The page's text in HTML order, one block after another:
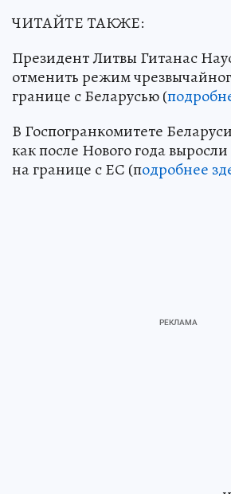
ЧИТАЙТЕ ТАКЖЕ:
Президент Литвы Гитанас
отменить режим
границе с Беларусью (
В Госпогранкомитете
как после Нового года
на границе с ЕС (подробнее